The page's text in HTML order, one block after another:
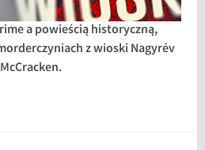
a powieścią historyczną,
z wioski Nagyrév